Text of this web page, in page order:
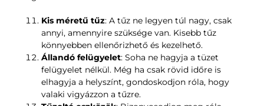
Kis méretű tűz: A tűz ne legyen túl nagy, csak
annyi, amennyire szüksége van. Kisebb tűz
könnyebben ellenőrizhető és kezelhető.
Állandó felügyelet: Soha ne hagyja a tüzet
felügyelet nélkül. Még ha csak rövid időre is
elhagyja a helyszínt, gondoskodjon róla, hogy
valaki vigyázzon a tűzre.